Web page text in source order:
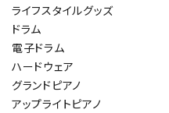
ライフスタイルグッズ
ドラム
電子ドラム
ハードウェア
グランドピアノ
アップライトピアノ